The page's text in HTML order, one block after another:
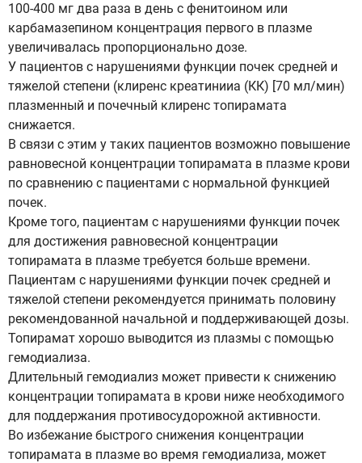
100-400 мг два раза в день с фенитоином или
карбамазепином концентрация первого в плазме
увеличивалась пропорционально дозе.
У пациентов с нарушениями функции почек средней и
тяжелой степени (клиренс креатинииа (КК) [70 мл/мин)
плазменный и почечный клиренс топирамата
снижается.
В связи с этим у таких пациентов возможно повышение
равновесной концентрации топирамата в плазме крови
по сравнению с пациентами с нормальной функцией
почек.
Кроме того, пациентам с нарушениями функции почек
для достижения равновесной концентрации
топирамата в плазме требуется больше времени.
Пациентам с нарушениями функции почек средней и
тяжелой степени рекомендуется принимать половину
рекомендованной начальной и поддерживающей дозы.
Топирамат хорошо выводится из плазмы с помощью
гемодиализа.
Длительный гемодиализ может привести к снижению
концентрации топирамата в крови ниже необходимого
для поддержания противосудорожной активности.
Во избежание быстрого снижения концентрации
топирамата в плазме во время гемодиализа, может